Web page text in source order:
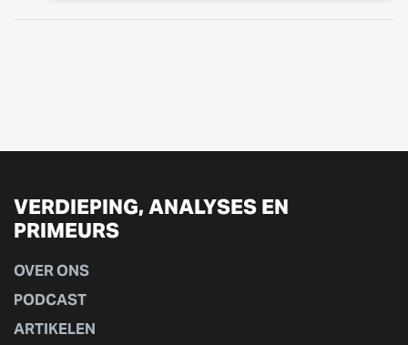
VERDIEPING, ANALYSES EN
PRIMEURS
OVER ONS
PODCAST
ARTIKELEN